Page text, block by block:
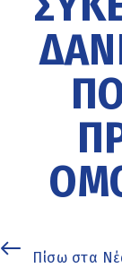
Πίσω στα